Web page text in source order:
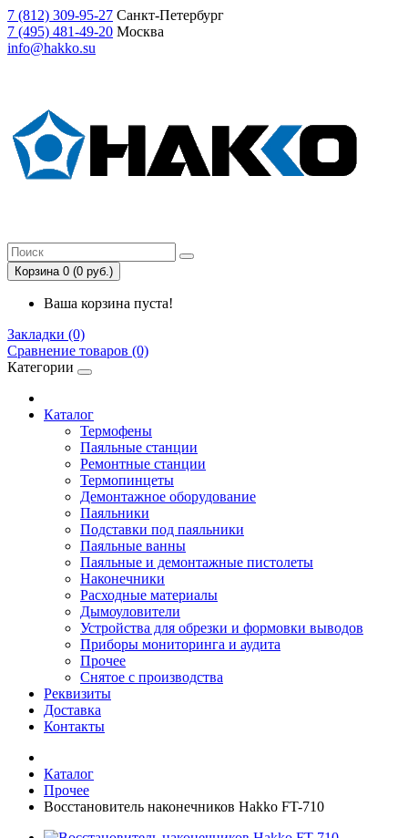
7 (812) 309-95-27 Санкт-Петербург
7 (495) 481-49-20 Москва
info@hakko.su
Корзина 0 (0 руб.)
Ваша корзина пуста!
Закладки (0)
Сравнение товаров (0)
Категории
Каталог
Термофены
Паяльные станции
Ремонтные станции
Термопинцеты
Демонтажное оборудование
Паяльники
Подставки под паяльники
Паяльные ванны
Паяльные и демонтажные пистолеты
Наконечники
Расходные материалы
Дымоуловители
Устройства для обрезки и формовки выводов
Приборы мониторинга и аудита
Прочее
Снятое с производства
Реквизиты
Доставка
Контакты
Каталог
Прочее
Восстановитель наконечников Hakko FT-710